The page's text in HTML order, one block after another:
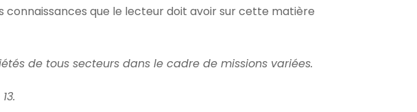
connaissances que le lecteur doit avoir sur cette matière
de tous secteurs dans le cadre de missions variées.